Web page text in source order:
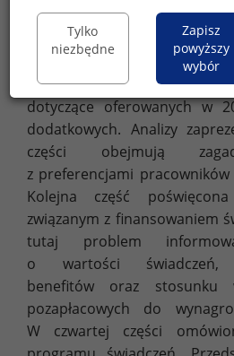
O raporcie
Raport„Świadczenia
pracowników w 2015 roku”
części. W części pierwszej
dotyczące oferowanych w
dodatkowych. Analizy
części obejmują
z preferencjami
Kolejna część
związanym z finansowaniem
tutaj problem
o wartości świadczeń,
benefitów oraz stosunku
pozapłacowych do
W czwartej części
Tylko
niezbędne
Zapisz
powyższy
wybór